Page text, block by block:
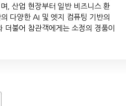
, 산업 현장부터 일반 비즈니스 환
다양한 AI 및 엣지 컴퓨팅 기반의
더불어 참관객에게는 소정의 경품이